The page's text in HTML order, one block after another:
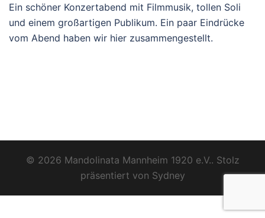
Ein schöner Konzertabend mit Filmmusik, tollen Soli
und einem großartigen Publikum. Ein paar Eindrücke
vom Abend haben wir hier zusammengestellt.
© 2026 Mandolinata Mannheim 1920 e.V.. Stolz
präsentiert von Sydney